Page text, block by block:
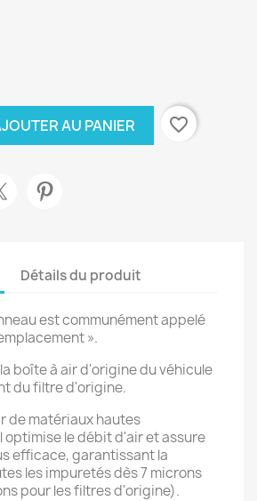
AU PANIER favorite_border
Détails du produit
est communément appelé
».
boîte à air d'origine du véhicule
du filtre d'origine.
de matériaux hautes
optimise le débit d'air et assure
efficace, garantissant la
les impuretés dès 7 microns
pour les filtres d'origine).